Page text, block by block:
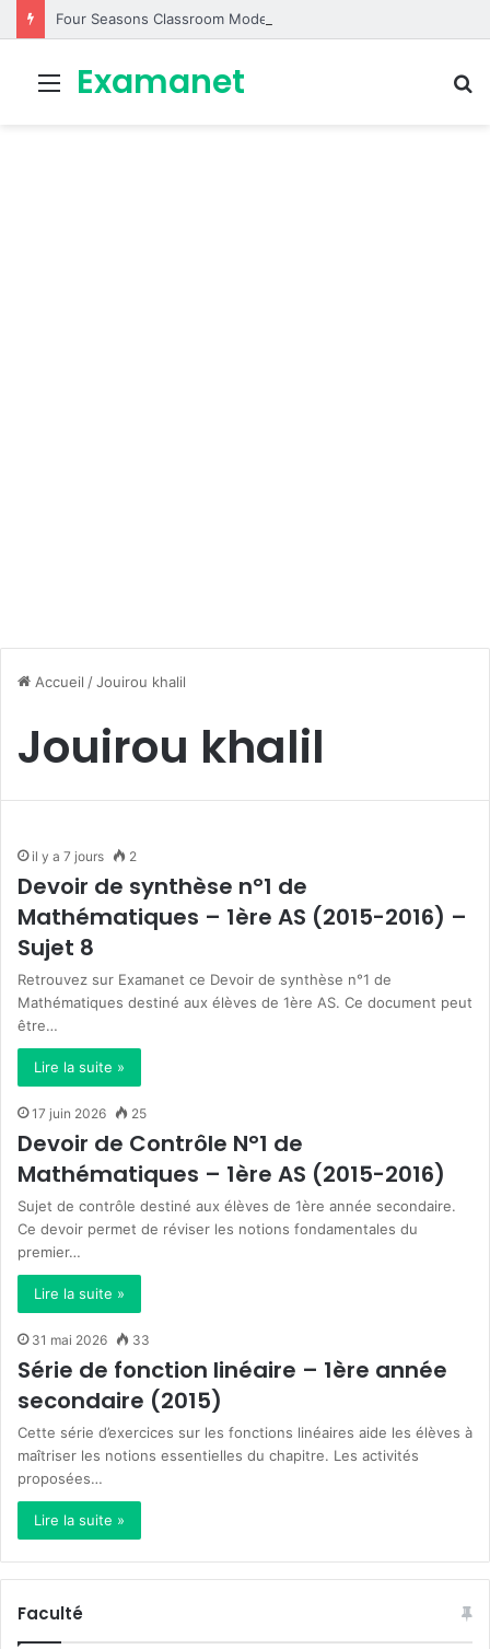
Menu
Examanet
Accueil /Jouirou khalil
Jouirou khalil
il y a 7 jours 2
Devoir de synthèse n°1 de
Mathématiques – 1ère AS (2015-2016) –
Sujet 8
Retrouvez sur Examanet ce Devoir de synthèse n°1 de
Mathématiques destiné aux élèves de 1ère AS. Ce document peut
être…
Lire la suite »
17 juin 2026 25
Devoir de Contrôle N°1 de
Mathématiques – 1ère AS (2015-2016)
Sujet de contrôle destiné aux élèves de 1ère année secondaire.
Ce devoir permet de réviser les notions fondamentales du
premier…
Lire la suite »
31 mai 2026 33
Série de fonction linéaire – 1ère année
secondaire (2015)
Cette série d’exercices sur les fonctions linéaires aide les élèves à
maîtriser les notions essentielles du chapitre. Les activités
proposées…
Lire la suite »
Faculté